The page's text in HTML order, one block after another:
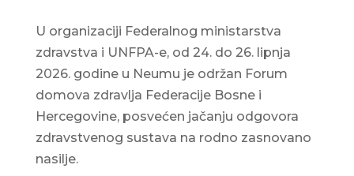
U organizaciji Federalnog ministarstva
zdravstva i UNFPA-e, od 24. do 26. lipnja
2026. godine u Neumu je održan Forum
domova zdravlja Federacije Bosne i
Hercegovine, posvećen jačanju odgovora
zdravstvenog sustava na rodno zasnovano
nasilje.